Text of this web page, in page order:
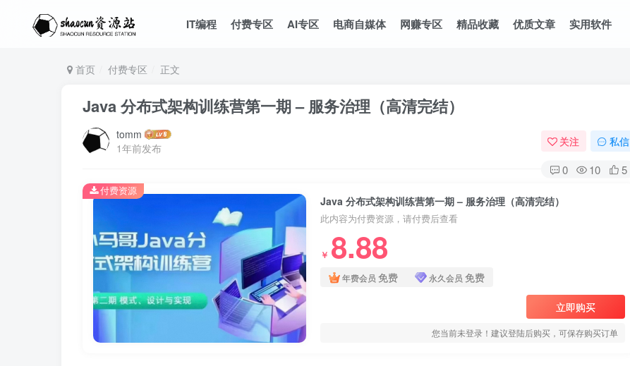
IT编程 付费专区 AI专区 电商自媒体 网赚专区 精品收藏 优质文章 实用软件
首页 付费专区 正文
Java 分布式架构训练营第一期 – 服务治理（高清完结）
tomm
1年前发布
关注 私信
0 10 5
Java 分布式架构训练营第一期 – 服务治理（高清完结）
此内容为付费资源，请付费后查看
￥ 8.88
年费会员 免费 永久会员 免费
立即购买
您当前未登录！建议登陆后购买，可保存购买订单
付费资源